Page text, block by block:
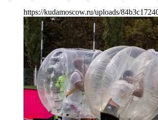
https://kudamoscow.ru/uploads/